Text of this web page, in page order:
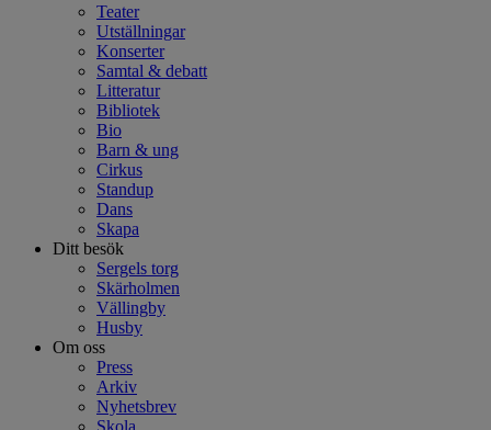
Teater
Utställningar
Konserter
Samtal & debatt
Litteratur
Bibliotek
Bio
Barn & ung
Cirkus
Standup
Dans
Skapa
Ditt besök
Sergels torg
Skärholmen
Vällingby
Husby
Om oss
Press
Arkiv
Nyhetsbrev